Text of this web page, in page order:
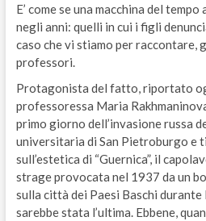
E’ come se una macchina del
negli anni: quelli in cui i figli
caso che vi stiamo per raccontare,
professori.
Protagonista del fatto, riportato
professoressa Maria
primo giorno dell’invasione russa
universitaria di San Pietroburgo e
sull’estetica di “Guernica”, il
strage provocata nel 1937 da un
sulla città dei Paesi Baschi
sarebbe stata l’ultima. Ebbene,